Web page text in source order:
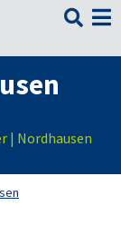

| Nordhausen